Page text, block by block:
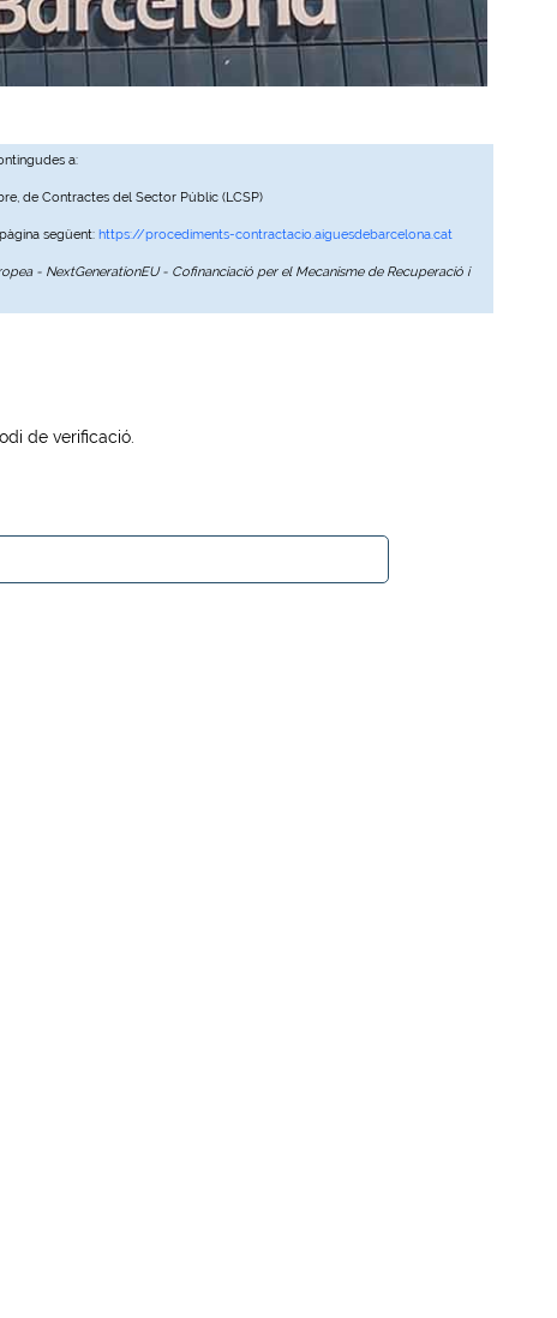
a:
de Contractes del Sector Públic (LCSP)
següent: https://procediments-contractacio.aiguesdebarcelona.cat
- NextGenerationEU - Cofinanciació per el Mecanisme de Recuperació i
de verificació.